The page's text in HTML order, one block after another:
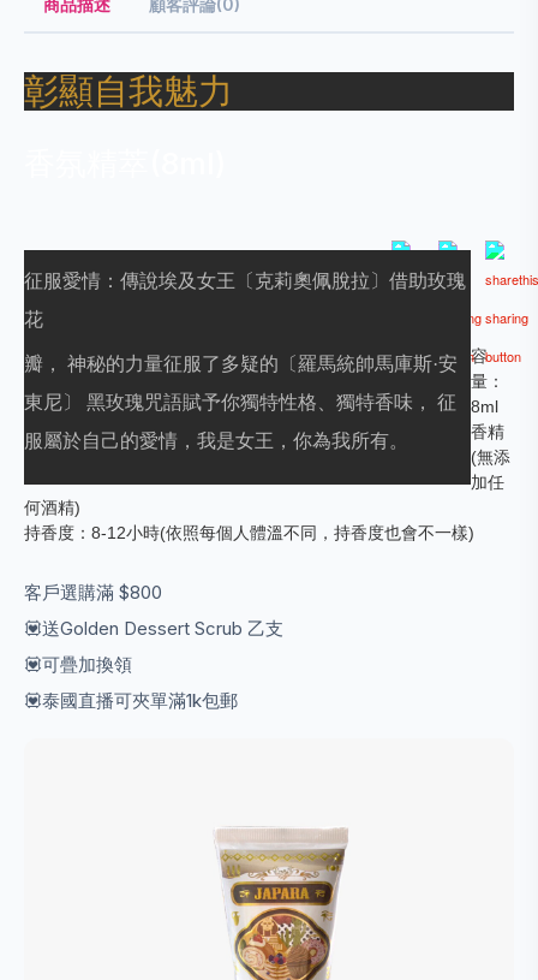
商品描述 顧客評論(0)
彰顯自我魅力
征服愛情：傳說埃及女王〔克莉奧佩脫拉〕借助玫瑰
花
瓣， 神秘的力量征服了多疑的〔羅馬統帥馬庫斯·安
東尼〕 黑玫瑰咒語賦予你獨特性格、獨特香味， 征
服屬於自己的愛情，我是女王，你為我所有。
容
量：
8ml
香精
(無添
加任
何酒精)
持香度：8-12小時(依照每個人體溫不同，持香度也會不一樣)
客戶選購滿 $800
💟送Golden Dessert Scrub 乙支
💟可疊加換領
💟泰國直播可夾單滿1k包郵